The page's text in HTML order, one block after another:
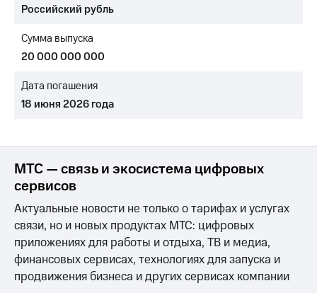
Контакты
Новости
в
и акционерам
Корпоративное
Корпоративный
секретарь
Раскрытие
информации
Информация
акционерам
Документы
ПАО
"МТС"
Собрания
акционеров
Российский рубль
Сумма выпуска
20 000 000 000
Дата погашения
18 июня 2026 года
МТС — связь и экосистема цифровых
сервисов
Актуальные новости не только о тарифах и услугах
связи, но и новых продуктах МТС: цифровых
приложениях для работы и отдыха, ТВ и медиа,
финансовых сервисах, технологиях для запуска и
продвижения бизнеса и других сервисах компании